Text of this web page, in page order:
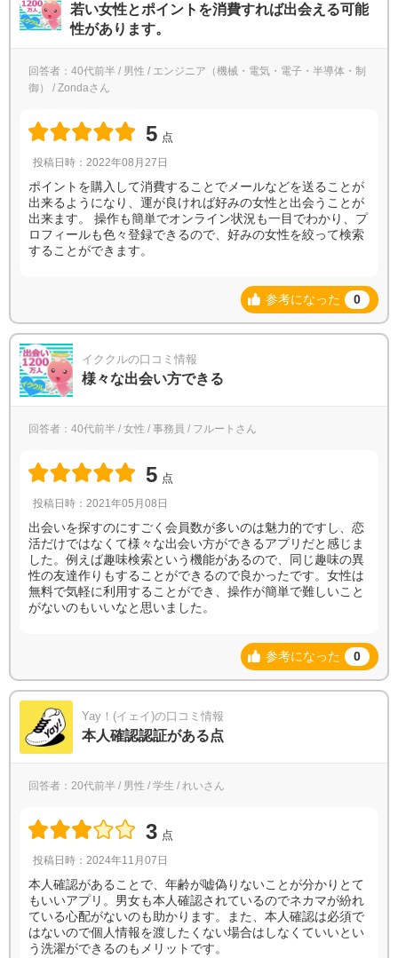
若い女性とポイントを消費すれば出会える可能
性があります。
回答者：40代前半 / 男性 / エンジニア（機械・電気・電子・半導体・制
御） / Zondaさん
5 点
投稿日時：2022年08月27日
ポイントを購入して消費することでメールなどを送ることが
出来るようになり、運が良ければ好みの女性と出会うことが
出来ます。 操作も簡単でオンライン状況も一目でわかり、プ
ロフィールも色々登録できるので、好みの女性を絞って検索
することができます。
参考になった 0
イククルの口コミ情報
様々な出会い方できる
回答者：40代前半 / 女性 / 事務員 / フルートさん
5 点
投稿日時：2021年05月08日
出会いを探すのにすごく会員数が多いのは魅力的ですし、恋
活だけではなくて様々な出会い方ができるアプリだと感じま
した。例えば趣味検索という機能があるので、同じ趣味の異
性の友達作りもすることができるので良かったです。女性は
無料で気軽に利用することができ、操作が簡単で難しいこと
がないのもいいなと思いました。
参考になった 0
Yay！(イェイ)の口コミ情報
本人確認認証がある点
回答者：20代前半 / 男性 / 学生 / れいさん
3 点
投稿日時：2024年11月07日
本人確認があることで、年齢が嘘偽りないことが分かりとて
もいいアプリ。男女も本人確認されているのでネカマが紛れ
ている心配がないのも助かります。また、本人確認は必須で
はないので個人情報を渡したくない場合はしなくていいとい
う洗濯ができるのもメリットです。